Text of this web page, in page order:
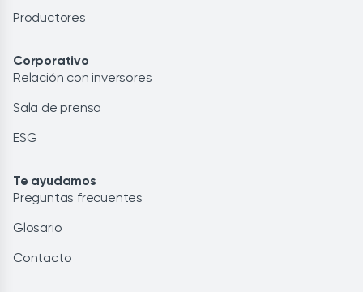
Productores
Corporativo
Relación con inversores
Sala de prensa
ESG
Te ayudamos
Preguntas frecuentes
Glosario
Contacto